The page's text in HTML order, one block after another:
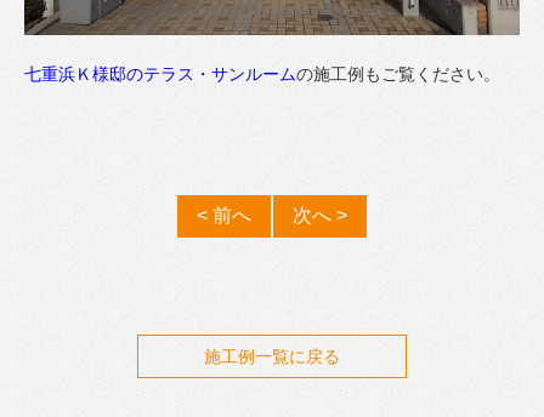
七重浜Ｋ様邸のテラス・サンルームの施工例もご覧ください。
< 前へ 次へ >
施工例一覧に戻る